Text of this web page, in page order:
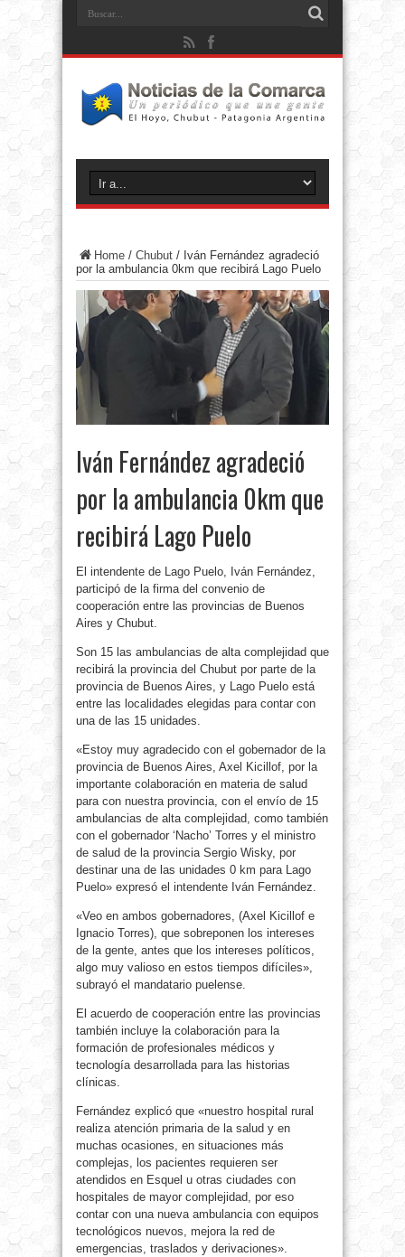
Home / Chubut / Iván Fernández agradeció
por la ambulancia 0km que recibirá Lago Puelo
Iván Fernández agradeció
por la ambulancia 0km que
recibirá Lago Puelo
El intendente de Lago Puelo, Iván Fernández,
participó de la firma del convenio de
cooperación entre las provincias de Buenos
Aires y Chubut.
Son 15 las ambulancias de alta complejidad que
recibirá la provincia del Chubut por parte de la
provincia de Buenos Aires, y Lago Puelo está
entre las localidades elegidas para contar con
una de las 15 unidades.
«Estoy muy agradecido con el gobernador de la
provincia de Buenos Aires, Axel Kicillof, por la
importante colaboración en materia de salud
para con nuestra provincia, con el envío de 15
ambulancias de alta complejidad, como también
con el gobernador ‘Nacho’ Torres y el ministro
de salud de la provincia Sergio Wisky, por
destinar una de las unidades 0 km para Lago
Puelo» expresó el intendente Iván Fernández.
«Veo en ambos gobernadores, (Axel Kicillof e
Ignacio Torres), que sobreponen los intereses
de la gente, antes que los intereses políticos,
algo muy valioso en estos tiempos difíciles»,
subrayó el mandatario puelense.
El acuerdo de cooperación entre las provincias
también incluye la colaboración para la
formación de profesionales médicos y
tecnología desarrollada para las historias
clínicas.
Fernández explicó que «nuestro hospital rural
realiza atención primaria de la salud y en
muchas ocasiones, en situaciones más
complejas, los pacientes requieren ser
atendidos en Esquel u otras ciudades con
hospitales de mayor complejidad, por eso
contar con una nueva ambulancia con equipos
tecnológicos nuevos, mejora la red de
emergencias, traslados y derivaciones».